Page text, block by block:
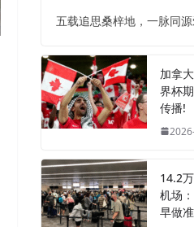
五载追思桑梓地，一脉同
加拿
界杯
传播!
14.2
机场
早做